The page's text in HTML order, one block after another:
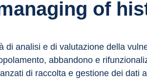
of
di analisi e di valutazione della
abbandono e
di raccolta e gestione dei dati